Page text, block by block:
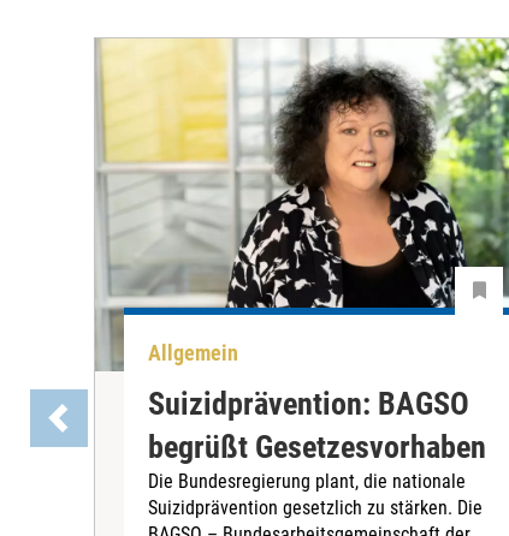
Allgemein
Suizidprävention: BAGSO
begrüßt Gesetzesvorhaben
Die Bundesregierung plant, die nationale
Suizidprävention gesetzlich zu stärken. Die